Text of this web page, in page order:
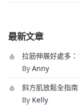
最新文章
拉筋伸展好處多
By Anny
斜方肌放鬆全指
By Kelly